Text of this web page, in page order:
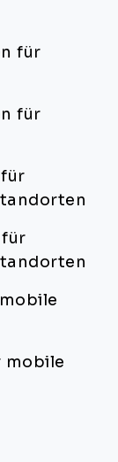
für
für
mobile